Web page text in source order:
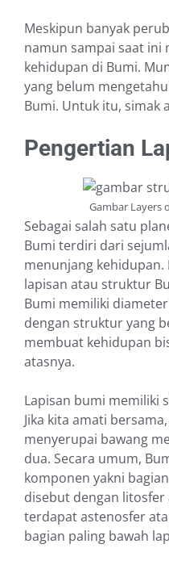
Meskipun banyak
namun sampai saat ini
kehidupan di Bumi.
yang belum
Bumi. Untuk itu, simak
Pengertian
Gambar Layers
Sebagai salah satu
Bumi terdiri dari
menunjang
lapisan atau struktur
Bumi memiliki
dengan struktur yang
membuat kehidupan
atasnya.
Lapisan bumi memiliki
Jika kita amati
menyerupai bawang
dua. Secara umum,
komponen yakni
disebut dengan
terdapat astenosfer
bagian paling bawah